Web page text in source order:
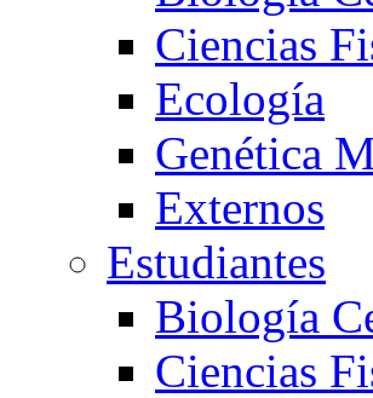
Ciencias
Ecología
Genética
Externos
Estudiantes
Biología
Ciencias